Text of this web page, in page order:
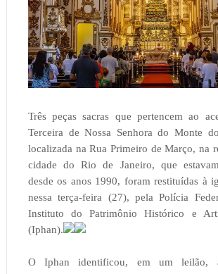
Três peças sacras que pertencem ao
Terceira de Nossa Senhora do Monte
localizada na Rua Primeiro de Março, na
cidade do Rio de Janeiro, que estavam
desde os anos 1990, foram restituídas à
nessa terça-feira (27), pela Polícia
Instituto do Patrimônio Histórico e
(Iphan).
O Iphan identificou, em um leilão,